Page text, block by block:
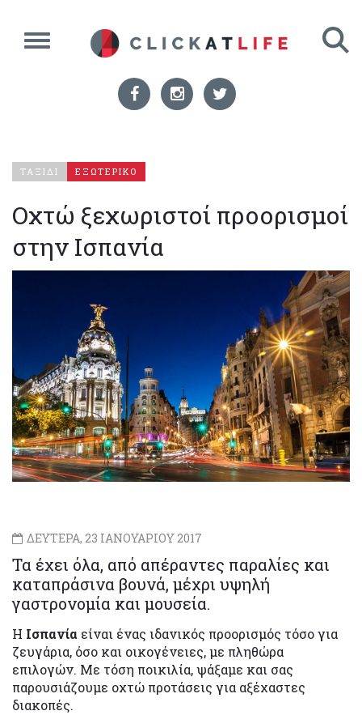
ΤΑΞΙΔΙ ΕΞΩΤΕΡΙΚΟ
Οχτώ ξεχωριστοί προορισμοί
στην Ισπανία
ΔΕΥΤΕΡΑ, 23 ΙΑΝΟΥΑΡΙΟΥ 2017
Τα έχει όλα, από απέραντες παραλίες και
καταπράσινα βουνά, μέχρι υψηλή
γαστρονομία και μουσεία.
Η Ισπανία είναι ένας ιδανικός προορισμός τόσο για
ζευγάρια, όσο και οικογένειες, με πληθώρα
επιλογών. Με τόση ποικιλία, ψάξαμε και σας
παρουσιάζουμε οχτώ προτάσεις για αξέχαστες
διακοπές.